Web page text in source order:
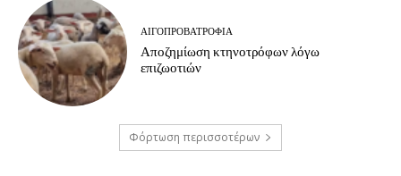
ΑΙΓΟΠΡΟΒΑΤΡΟΦΊΑ
Αποζημίωση κτηνοτρόφων λόγω
επιζωοτιών
Φόρτωση περισσοτέρων